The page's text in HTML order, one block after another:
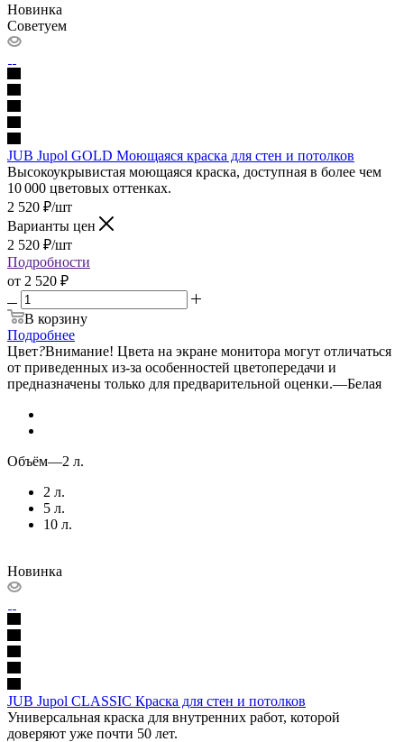
Новинка
Советуем
JUB Jupol GOLD Моющаяся краска для стен и потолков
Высокоукрывистая моющаяся краска, доступная в более чем
10 000 цветовых оттенках.
2 520 ₽/шт
Варианты цен
2 520 ₽/шт
Подробности
от 2 520 ₽
В корзину
Подробнее
Цвет?Внимание! Цвета на экране монитора могут отличаться
от приведенных из-за особенностей цветопередачи и
предназначены только для предварительной оценки.—Белая
Объём—2 л.
2 л.
5 л.
10 л.
Новинка
JUB Jupol CLASSIC Краска для стен и потолков
Универсальная краска для внутренних работ, которой
доверяют уже почти 50 лет.